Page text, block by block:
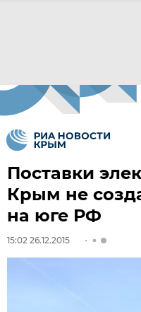
Поставки
Крым не
на юге РФ
15:02 26.12.2015